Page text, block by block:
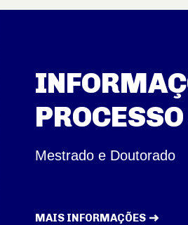
Mestrado e Doutorado
MAIS INFORMAÇÕES